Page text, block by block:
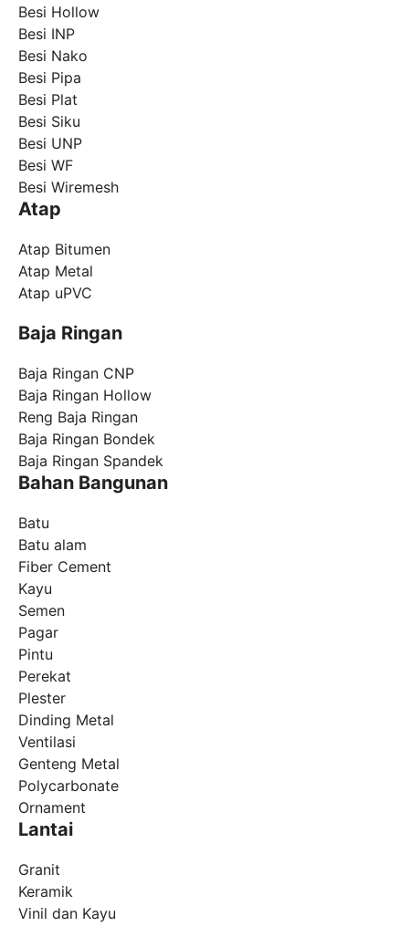
Besi Hollow
Besi INP
Besi Nako
Besi Pipa
Besi Plat
Besi Siku
Besi UNP
Besi WF
Besi Wiremesh
Atap
Atap Bitumen
Atap Metal
Atap uPVC
Baja Ringan
Baja Ringan CNP
Baja Ringan Hollow
Reng Baja Ringan
Baja Ringan Bondek
Baja Ringan Spandek
Bahan Bangunan
Batu
Batu alam
Fiber Cement
Kayu
Semen
Pagar
Pintu
Perekat
Plester
Dinding Metal
Ventilasi
Genteng Metal
Polycarbonate
Ornament
Lantai
Granit
Keramik
Vinil dan Kayu